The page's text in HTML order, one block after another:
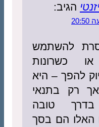
הגיב:
להשתמש
כשרונות
להפך – היא
רק בתנאי
טובה
האלו הם בסך